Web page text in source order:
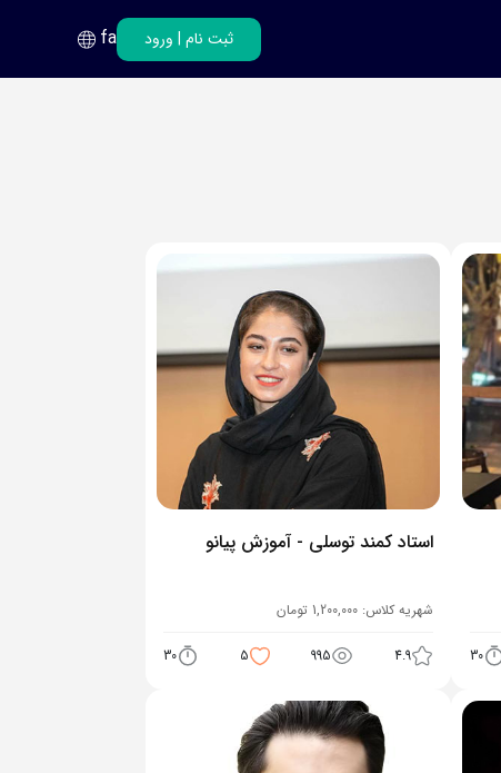
ثبت نام | ورود
فارسی
انگلیسی
fa
30
استاد کمند توسلی - آموزش پیانو
شهریه کلاس: 1,200,000 تومان
4.9
995
5
30